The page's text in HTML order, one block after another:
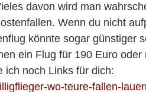
davon wird man
Wenn du nicht
könnte sogar günstiger
ein Flug für 190 Euro oder
ich noch Links für dich:
wo-teure-fallen-